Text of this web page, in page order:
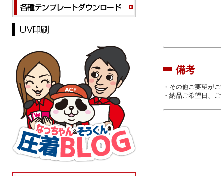
備考
・その他ご要望が
・納品ご希望日、